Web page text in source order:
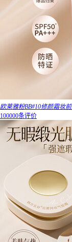
欧莱雅粉BB#10修颜霜妆
100000条评价